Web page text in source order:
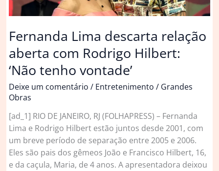
ao
|
Casas
famosos
Fernanda Lima descarta relação
aberta com Rodrigo Hilbert:
‘Não tenho vontade’
Deixe um comentário / Entretenimento / Grandes
Obras
[ad_1] RIO DE JANEIRO, RJ (FOLHAPRESS) – Fernanda
Lima e Rodrigo Hilbert estão juntos desde 2001, com
um breve período de separação entre 2005 e 2006.
Eles são pais dos gêmeos João e Francisco Hilbert, 16,
e da caçula, Maria, de 4 anos. A apresentadora deixou